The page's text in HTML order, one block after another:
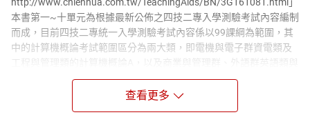
本書第一~十單元為根據最新公佈之四技二專入學測驗考試內容編制
而成，目前四技二專統一入學測驗考試內容係以99課綱為範圍，其
中的計算機概論考試範圍區分為兩大類，即電機與電子群資電類及
工程與管理類的計算機概論A，以及商業與管理群、外語群英語類與
外語群日語類的計算機概論I、II、III、IV。前者屬於一般課程之生活
領域，課程涵蓋廣泛並強調簡潔而較少實際操作，而後者為商管群
科專業實習科目，內容較為詳細且較多實際操作。◎課前導讀‧各
查看更多